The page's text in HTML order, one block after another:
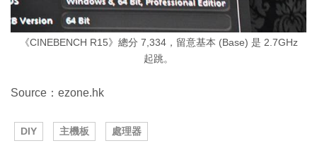
《CINEBENCH R15》總分 7,334，留意基本 (Base) 是 2.7GHz
起跳。
Source：ezone.hk
DIY 主機板 處理器